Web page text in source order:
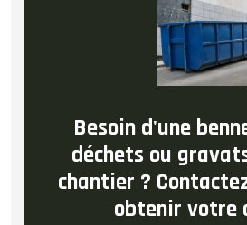
Besoin d'une
déchets ou
chantier ?
obtenir votre